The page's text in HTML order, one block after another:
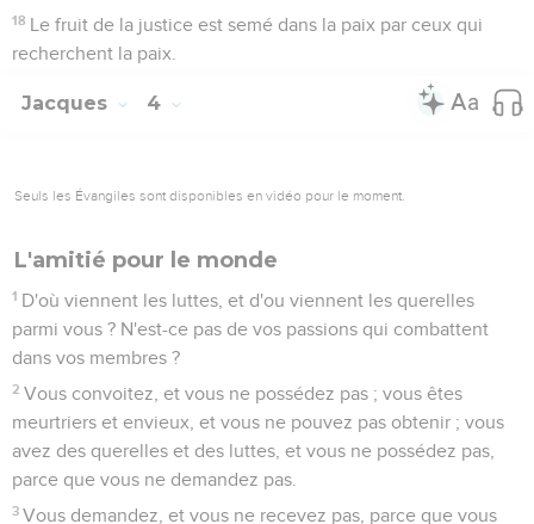
18 Le fruit de la justice est semé dans la paix par ceux qui
recherchent la paix.
Jacques 4
Seuls les Évangiles sont disponibles en vidéo pour le moment.
L'amitié pour le monde
1 D'où viennent les luttes, et d'ou viennent les querelles
parmi vous ? N'est-ce pas de vos passions qui combattent
dans vos membres ?
2 Vous convoitez, et vous ne possédez pas ; vous êtes
meurtriers et envieux, et vous ne pouvez pas obtenir ; vous
avez des querelles et des luttes, et vous ne possédez pas,
parce que vous ne demandez pas.
3 Vous demandez, et vous ne recevez pas, parce que vous